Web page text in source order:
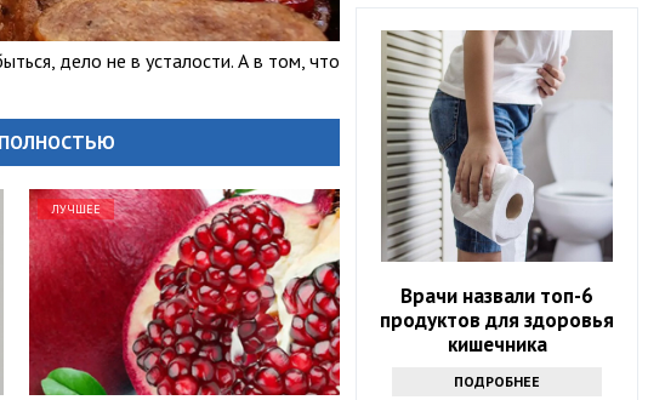
дело не в усталости. А в том, что
ЛУЧШЕЕ
Врачи назвали топ-6
продуктов для здоровья
кишечника
ПОДРОБНЕЕ